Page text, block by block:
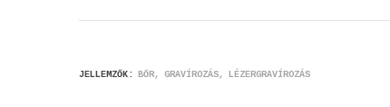
JELLEMZŐK: BŐR GRAVÍROZÁS LÉZERGRAVÍROZÁS